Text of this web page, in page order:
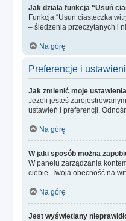
Jak działa funkcja “Usuń
Funkcja “Usuń ciasteczka
– śledzenia przeczytanych i
Na górę
Preferencje i
Jak zmienić moje
Jeżeli jesteś
ustawień i preferencji.
Na górę
W jaki sposób można
W panelu zarządzania
ciebie. Twoja obecność na
Na górę
Jest wyświetlany